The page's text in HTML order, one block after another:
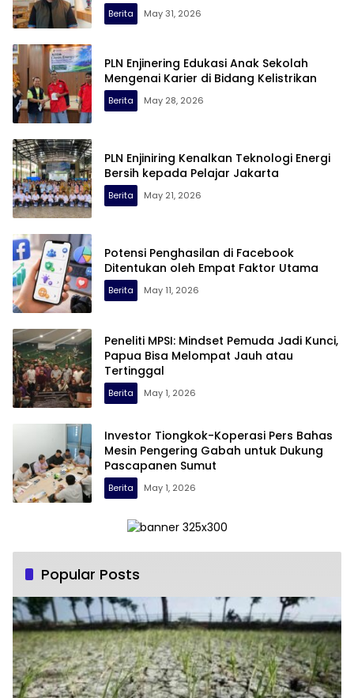
Berita May 31, 2026
PLN Enjinering Edukasi Anak Sekolah
Mengenai Karier di Bidang Kelistrikan
Berita May 28, 2026
PLN Enjiniring Kenalkan Teknologi Energi
Bersih kepada Pelajar Jakarta
Berita May 21, 2026
Potensi Penghasilan di Facebook
Ditentukan oleh Empat Faktor Utama
Berita May 11, 2026
Peneliti MPSI: Mindset Pemuda Jadi Kunci,
Papua Bisa Melompat Jauh atau
Tertinggal
Berita May 1, 2026
Investor Tiongkok-Koperasi Pers Bahas
Mesin Pengering Gabah untuk Dukung
Pascapanen Sumut
Berita May 1, 2026
Popular Posts